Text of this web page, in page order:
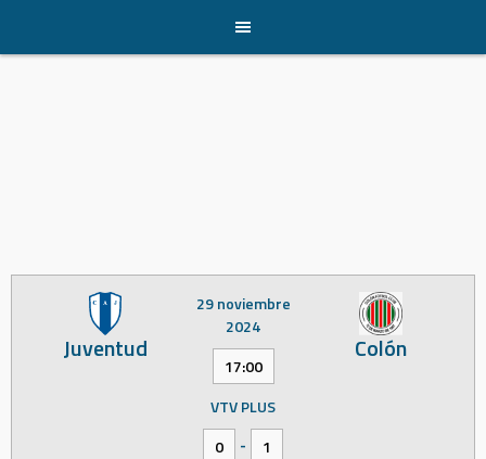
content
Juventud Colón
29 noviembre
2024
17:00
VTV PLUS
0
-
1